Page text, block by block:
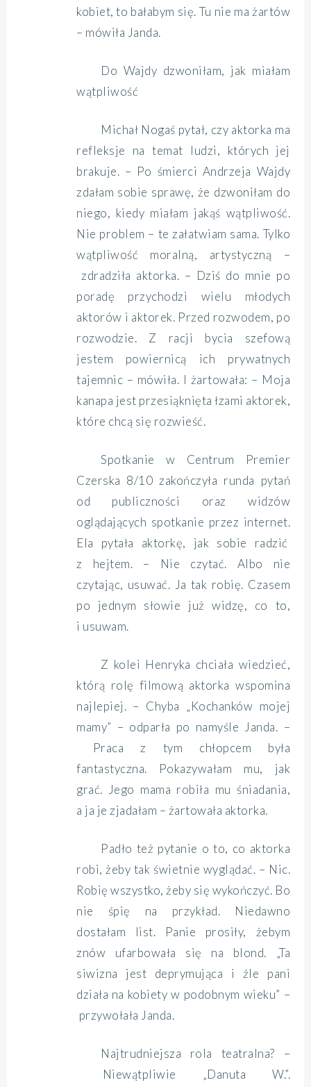
kobiet, to bałabym się. Tu nie ma żartów
– mówiła Janda.
Do Wajdy dzwoniłam, jak miałam
wątpliwość
Michał Nogaś pytał, czy aktorka ma
refleksje na temat ludzi, których jej
brakuje. – Po śmierci Andrzeja Wajdy
zdałam sobie sprawę, że dzwoniłam do
niego, kiedy miałam jakąś wątpliwość.
Nie problem – te załatwiam sama. Tylko
wątpliwość moralną, artystyczną –
zdradziła aktorka. – Dziś do mnie po
poradę przychodzi wielu młodych
aktorów i aktorek. Przed rozwodem, po
rozwodzie. Z racji bycia szefową
jestem powiernicą ich prywatnych
tajemnic – mówiła. I żartowała: – Moja
kanapa jest przesiąknięta łzami aktorek,
które chcą się rozwieść.
Spotkanie w Centrum Premier
Czerska 8/10 zakończyła runda pytań
od publiczności oraz widzów
oglądających spotkanie przez internet.
Ela pytała aktorkę, jak sobie radzić
z hejtem. – Nie czytać. Albo nie
czytając, usuwać. Ja tak robię. Czasem
po jednym słowie już widzę, co to,
i usuwam.
Z kolei Henryka chciała wiedzieć,
którą rolę filmową aktorka wspomina
najlepiej. – Chyba „Kochanków mojej
mamy” – odparła po namyśle Janda. –
Praca z tym chłopcem była
fantastyczna. Pokazywałam mu, jak
grać. Jego mama robiła mu śniadania,
a ja je zjadałam – żartowała aktorka.
Padło też pytanie o to, co aktorka
robi, żeby tak świetnie wyglądać. – Nic.
Robię wszystko, żeby się wykończyć. Bo
nie śpię na przykład. Niedawno
dostałam list. Panie prosiły, żebym
znów ufarbowała się na blond. „Ta
siwizna jest deprymująca i źle pani
działa na kobiety w podobnym wieku” –
przywołała Janda.
Najtrudniejsza rola teatralna? –
Niewątpliwie „Danuta W.”.